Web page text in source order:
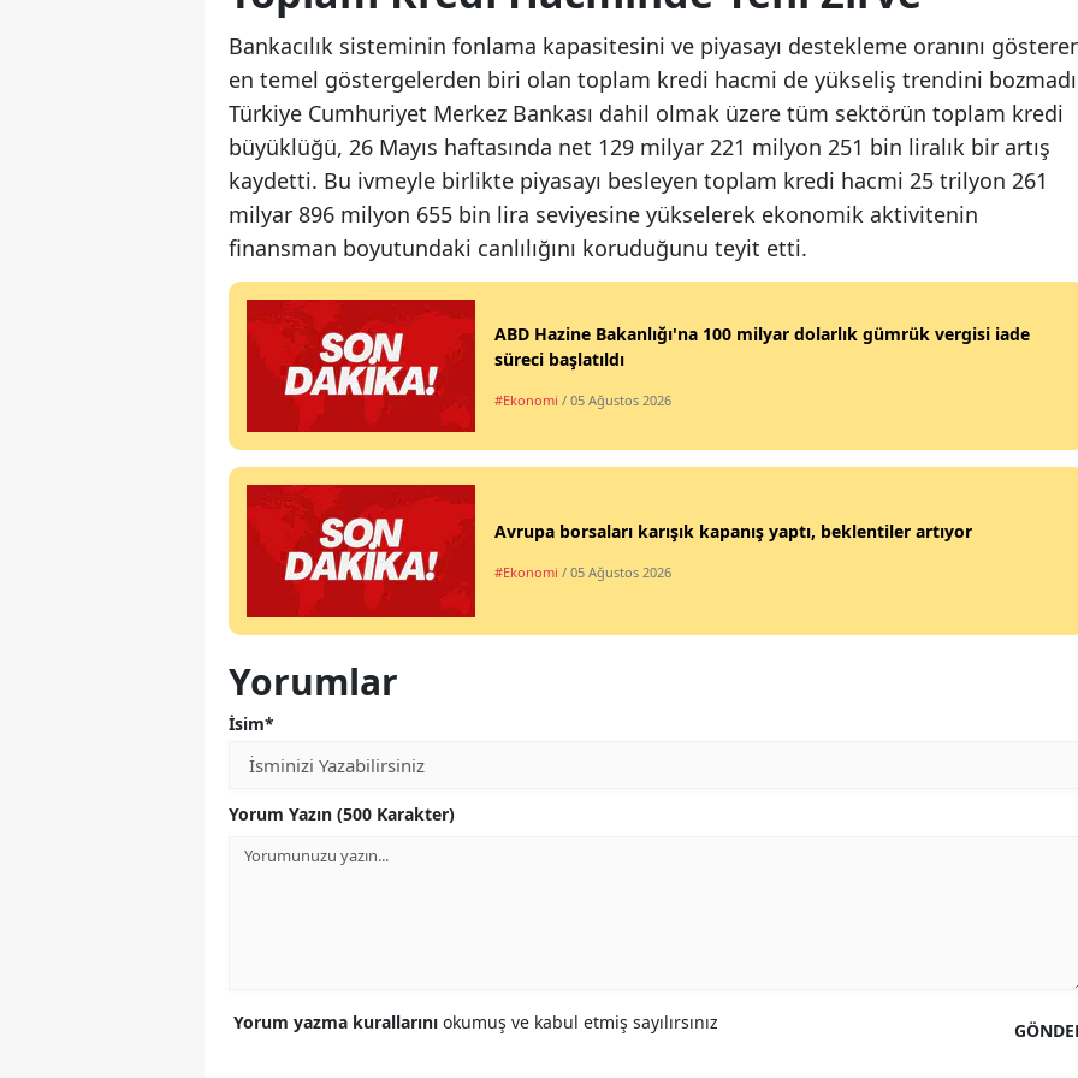
Bankacılık sisteminin fonlama kapasitesini ve piyasayı destekleme oranını
en temel göstergelerden biri olan toplam kredi hacmi de yükseliş trendini
Türkiye Cumhuriyet Merkez Bankası dahil olmak üzere tüm sektörün toplam kredi
büyüklüğü, 26 Mayıs haftasında net 129 milyar 221 milyon 251 bin liralık bir artış
kaydetti. Bu ivmeyle birlikte piyasayı besleyen toplam kredi hacmi 25 trilyon 261
milyar 896 milyon 655 bin lira seviyesine yükselerek ekonomik aktivitenin
finansman boyutundaki canlılığını koruduğunu teyit etti.
ABD Hazine Bakanlığı'na 100 milyar dolarlık gümrük vergisi iade
süreci başlatıldı
#Ekonomi / 05 Ağustos 2026
Avrupa borsaları karışık kapanış yaptı, beklentiler artıyor
#Ekonomi / 05 Ağustos 2026
Yorumlar
İsim*
Yorum Yazın (500 Karakter)
Yorum yazma kurallarını okumuş ve kabul etmiş sayılırsınız